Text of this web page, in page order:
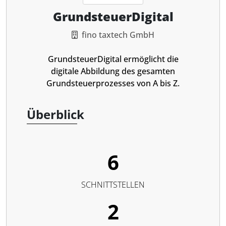
GrundsteuerDigital
fino taxtech GmbH
GrundsteuerDigital ermöglicht die
digitale Abbildung des gesamten
Grundsteuerprozesses von A bis Z.
Überblick
6
SCHNITTSTELLEN
2